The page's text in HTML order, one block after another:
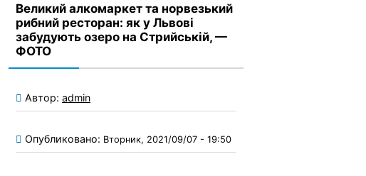
Великий алкомаркет та норвезький
рибний ресторан: як у Львові
забудують озеро на Стрийській, —
ФОТО
Автор: admin
Опубликовано: Вторник, 2021/09/07 - 19:50